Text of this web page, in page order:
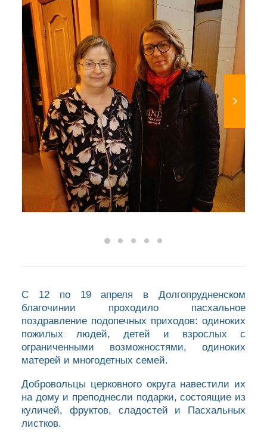
С 12 по 19 апреля в Долгопрудненском
благочинии проходило пасхальное
поздравление подопечных приходов: одиноких
пожилых людей, детей и взрослых с
ограниченными возможностями, одиноких
матерей и многодетных семей.
Добровольцы церковного округа навестили их
на дому и преподнесли подарки, состоящие из
куличей, фруктов, сладостей и Пасхальных
листков.